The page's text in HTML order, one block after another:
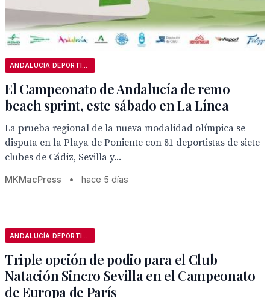
El Campeonato de Andalucía de remo
beach sprint, este sábado en La Línea
La prueba regional de la nueva modalidad olímpica se
disputa en la Playa de Poniente con 81 deportistas de siete
clubes de Cádiz, Sevilla y...
MKMacPress • hace 5 días
Triple opción de podio para el Club
Natación Sincro Sevilla en el Campeonato
de Europa de París